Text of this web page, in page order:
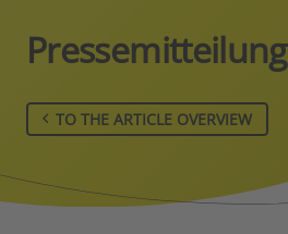
Pressemitteilung
TO THE ARTICLE OVERVIEW